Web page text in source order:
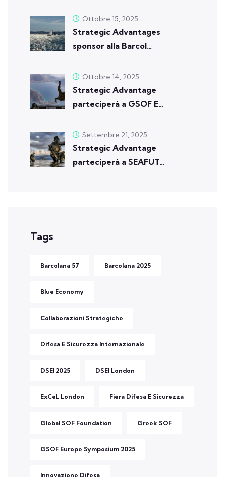
Strategic Advantages
sponsor alla Barcol…
Ottobre 15, 2025
Strategic Advantage
parteciperà a GSOF E…
Ottobre 14, 2025
Strategic Advantage
parteciperà a SEAFUT…
Settembre 21, 2025
Tags
Barcolana 57 Barcolana 2025
Blue Economy
Collaborazioni Strategiche
Difesa E Sicurezza Internazionale
DSEI 2025 DSEI London
ExCeL London Fiera Difesa E Sicurezza
Global SOF Foundation Greek SOF
GSOF Europe Symposium 2025
Innovazione Difesa